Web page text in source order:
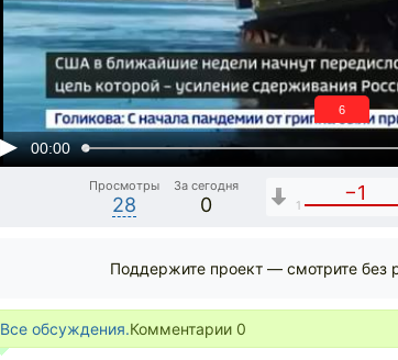
00:00
5
Просмотры
28
За сегодня
0
−1
1
Поддержите проект — смотрите без
Все обсуждения.Комментарии 0